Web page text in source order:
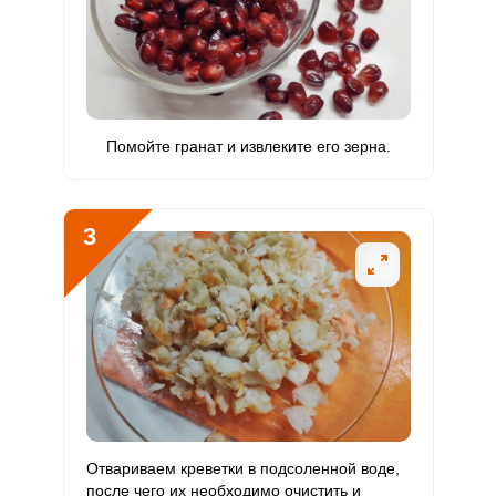
Витамин
26.1 мкг 120 мкг 3.1 5.4
РР
4.3 7.5
Кремний 4 мг 30 мг 1.9 3.3
Магний 72.3 мг 400 мг 2.6 4.5
Натрий 2029.5 мг 1300 мг 22.3 39
Сера 349.7 мг 500 мг 10 17.5
Помойте гранат и извлеките его зерна.
3
Отвариваем креветки в подсоленной воде,
после чего их необходимо очистить и